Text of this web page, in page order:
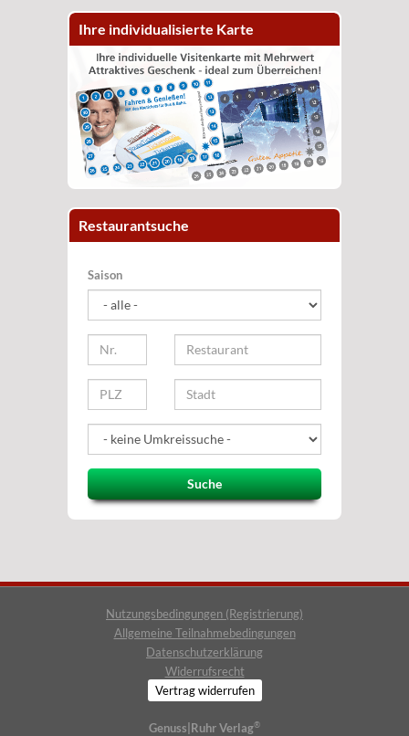
Ihre individualisierte Karte
Restaurantsuche
Saison
Suche
Nutzungsbedingungen (Registrierung)
Allgemeine Teilnahmebedingungen
Datenschutzerklärung
Widerrufsrecht
Vertrag widerrufen
Genuss|Ruhr Verlag®